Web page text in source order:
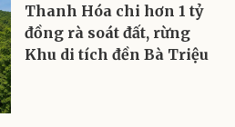
Thanh Hóa chi hơn 1 tỷ
đồng rà soát đất, rừng
Khu di tích đền Bà Triệu